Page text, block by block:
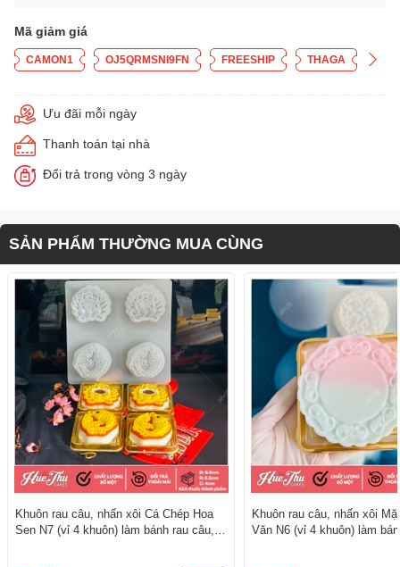
Mã giảm giá
CAMON1 OJ5QRMSNI9FN FREESHIP THAGA
Ưu đãi mỗi ngày
Thanh toán tại nhà
Đổi trả trong vòng 3 ngày
SẢN PHẨM THƯỜNG MUA CÙNG
Khuôn rau câu, nhấn xôi Cá Chép Hoa
Sen N7 (vỉ 4 khuôn) làm bánh rau câu,
Khuôn rau câu, nhấn xôi
Văn N6 (vỉ 4 khuôn) làm